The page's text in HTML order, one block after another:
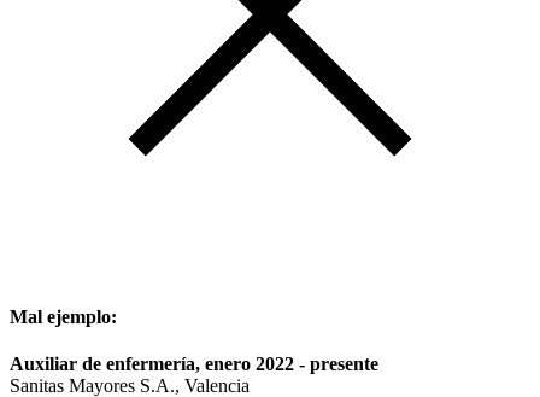
Mal ejemplo:
Auxiliar de enfermería, enero 2022 - presente
Sanitas Mayores S.A., Valencia